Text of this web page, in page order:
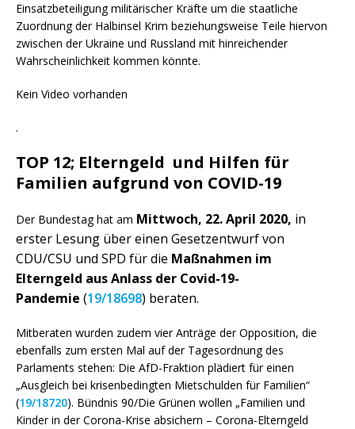
Einsatzbeteiligung militärischer Kräfte um die staatliche
Zuordnung der Halbinsel Krim beziehungsweise Teile hiervon
zwischen der Ukraine und Russland mit hinreichender
Wahrscheinlichkeit kommen könnte.
Kein Video vorhanden
.
TOP 12; Elterngeld und Hilfen für
Familien aufgrund von COVID-19
Der Bundestag hat am Mittwoch, 22. April 2020, in
erster Lesung über einen Gesetzentwurf von
CDU/CSU und SPD für die Maßnahmen im
Elterngeld aus Anlass der Covid-19-
Pandemie (19/18698) beraten.
Mitberaten wurden zudem vier Anträge der Opposition, die
ebenfalls zum ersten Mal auf der Tagesordnung des
Parlaments stehen: Die AfD-Fraktion plädiert für einen
„Ausgleich bei krisenbedingten Mietschulden für Familien“
(19/18720). Bündnis 90/Die Grünen wollen „Familien und
Kinder in der Corona-Krise absichern – Corona-Elterngeld